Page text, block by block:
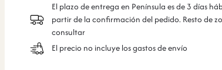
El plazo de entrega en Península es de 3 días
partir de la confirmación del pedido. Resto de
consultar
El precio no incluye los gastos de envío